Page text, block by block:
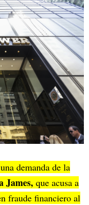
demanda de la
James, que acusa a
fraude financiero al